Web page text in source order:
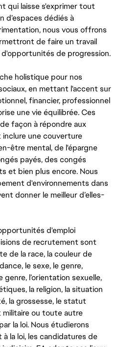
qui laisse s'exprimer tout
d’espaces dédiés à
nous vous offrons
de faire un travail
de progression.
holistique pour nos
en mettant l'accent sur
financier, professionnel
une vie équilibrée. Ces
façon à répondre aux
une couverture
être mental, de l'épargne
payés, des congés
et bien plus encore. Nous
d'environnements dans
donner le meilleur d’elles-
d'emploi
de recrutement sont
de la race, la couleur de
le sexe, le genre,
l’orientation sexuelle,
la religion, la situation
la grossesse, le statut
militaire ou toute autre
la loi. Nous étudierons
la loi, les candidatures de